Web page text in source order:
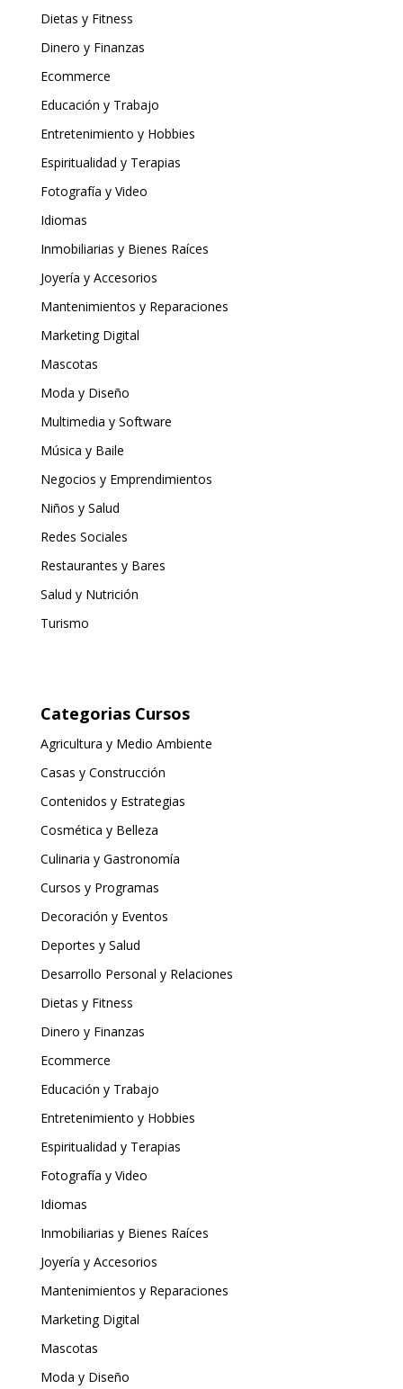
Dietas y Fitness
Dinero y Finanzas
Ecommerce
Educación y Trabajo
Entretenimiento y Hobbies
Espiritualidad y Terapias
Fotografía y Video
Idiomas
Inmobiliarias y Bienes Raíces
Joyería y Accesorios
Mantenimientos y Reparaciones
Marketing Digital
Mascotas
Moda y Diseño
Multimedia y Software
Música y Baile
Negocios y Emprendimientos
Niños y Salud
Redes Sociales
Restaurantes y Bares
Salud y Nutrición
Turismo
Categorias Cursos
Agricultura y Medio Ambiente
Casas y Construcción
Contenidos y Estrategias
Cosmética y Belleza
Culinaria y Gastronomía
Cursos y Programas
Decoración y Eventos
Deportes y Salud
Desarrollo Personal y Relaciones
Dietas y Fitness
Dinero y Finanzas
Ecommerce
Educación y Trabajo
Entretenimiento y Hobbies
Espiritualidad y Terapias
Fotografía y Video
Idiomas
Inmobiliarias y Bienes Raíces
Joyería y Accesorios
Mantenimientos y Reparaciones
Marketing Digital
Mascotas
Moda y Diseño